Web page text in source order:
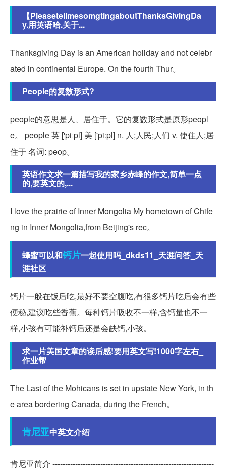
【PleasetellmesomgtingaboutThanksGivingDa
y.用英语哈.关于...
Thanksgiving Day is an American holiday and not celebr
ated in continental Europe. On the fourth Thur。
People的复数形式?
people的意思是人、居住于。它的复数形式是原形peopl
e。 people 英 ['piːpl] 美 ['piːpl] n. 人;人民;人们 v. 使住人;居
住于 名词: peop。
英语作文求一篇描写我的家乡赤峰的作文,简单一点
的,要英文的,...
I love the prairie of Inner Mongolia My hometown of Chife
ng in Inner Mongolia,from Beijing's rec。
蜂蜜可以和钙片一起使用吗_dkds11_天涯问答_天
涯社区
钙片一般在饭后吃,最好不要空腹吃,有很多钙片吃后会有些
便秘,建议吃些香蕉。每种钙片吸收不一样,含钙量也不一
样,小孩有可能补钙后还是会缺钙,小孩。
求一片美国文章的读后感!要用英文写!1000字左右_
作业帮
The Last of the Mohicans is set in upstate New York, in th
e area bordering Canada, during the French。
肯尼亚中英文介绍
肯尼亚简介 ----------------------------------------------------------------